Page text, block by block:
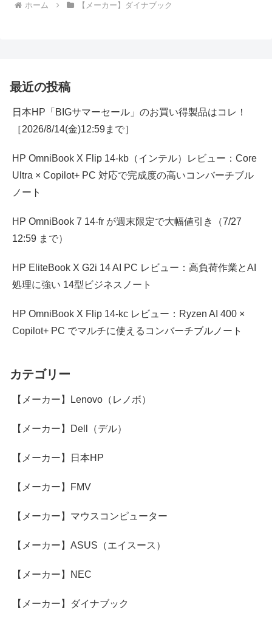
ホーム 【メーカー】ダイナブック
最近の投稿
日本HP「BIGサマーセール」のお買い得製品はコレ！
［2026/8/14(金)12:59まで］
HP OmniBook X Flip 14-kb（インテル）レビュー：Core
Ultra × Copilot+ PC 対応で完成度の高いコンバーチブル
ノート
HP OmniBook 7 14-fr が週末限定で大幅値引き（7/27
12:59 まで）
HP EliteBook X G2i 14 AI PC レビュー：高負荷作業とAI
処理に強い 14型ビジネスノート
HP OmniBook X Flip 14-kc レビュー：Ryzen AI 400 ×
Copilot+ PC でマルチに使えるコンバーチブルノート
カテゴリー
【メーカー】Lenovo（レノボ）
【メーカー】Dell（デル）
【メーカー】日本HP
【メーカー】FMV
【メーカー】マウスコンピューター
【メーカー】ASUS（エイスース）
【メーカー】NEC
【メーカー】ダイナブック